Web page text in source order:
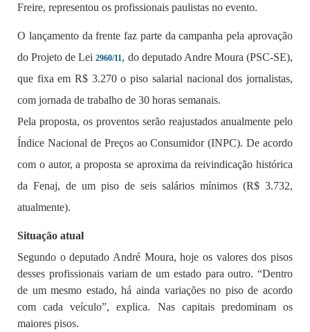
Freire, representou os profissionais paulistas no evento.
O lançamento da frente faz parte da campanha pela aprovação
do Projeto de Lei2960/11, do deputado Andre Moura (PSC-SE),
que fixa em R$ 3.270 o piso salarial nacional dos jornalistas,
com jornada de trabalho de 30 horas semanais.
Pela proposta, os proventos serão reajustados anualmente pelo
Índice Nacional de Preços ao Consumidor (INPC). De acordo
com o autor, a proposta se aproxima da reivindicação histórica
da Fenaj, de um piso de seis salários mínimos (R$ 3.732,
atualmente).
Situação atual
Segundo o deputado André Moura, hoje os valores dos pisos
desses profissionais variam de um estado para outro. “Dentro
de um mesmo estado, há ainda variações no piso de acordo
com cada veículo”, explica. Nas capitais predominam os
maiores pisos.